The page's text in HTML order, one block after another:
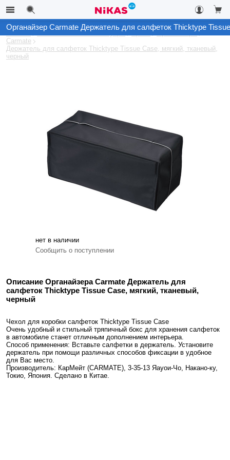
Каталог Автомобильные аксессуары
Органайзеры
Carmate
Держатель для салфеток Thicktype Tissue Case, мягкий, тканевый,
черный
Органайзер Carmate Держатель для салфеток Thicktype
нет в наличии
Сообщить о поступлении
Описание Органайзера Carmate Держатель для
салфеток Thicktype Tissue Case, мягкий, тканевый,
черный
Чехол для коробки салфеток Thicktype Tissue Case
Очень удобный и стильный тряпичный бокс для хранения салфеток
в автомобиле станет отличным дополнением интерьера.
Способ применения: Вставьте салфетки в держатель. Установите
держатель при помощи различных способов фиксации в удобное
для Вас место.
Производитель: КарМейт (CARMATE), 3-35-13 Яауои-Чо, Накано-ку,
Токио, Япония. Сделано в Китае.